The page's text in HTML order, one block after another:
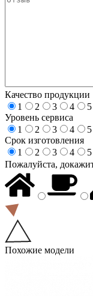
Качество продукции
1
2 3 4
5
Уровень сервиса
1
2 3 4
5
Срок изготовления
1
2 3 4
5
Пожалуйста,
Похожие модели